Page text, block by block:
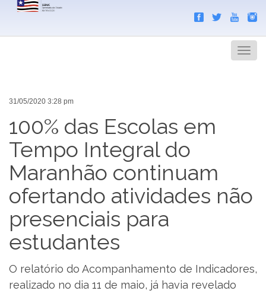
Menu
31/05/2020 3:28 pm
100% das Escolas em
Tempo Integral do
Maranhão continuam
ofertando atividades não
presenciais para
estudantes
O relatório do Acompanhamento de Indicadores,
realizado no dia 11 de maio, já havia revelado